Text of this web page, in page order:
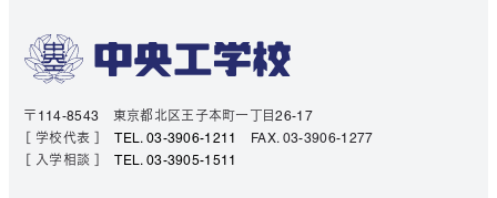
〒114-8543 東京都北区王子本町一丁目26-17
［ 学校代表 ］
TEL. 03-3906-1211
FAX. 03-3906-1277
［ 入学相談 ］
TEL. 03-3905-1511